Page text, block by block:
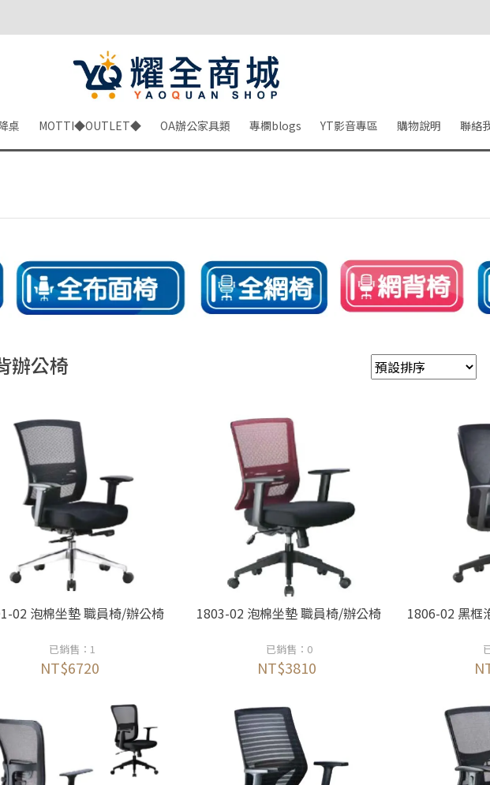
桌 MOTTI◆OUTLET◆ OA辦公家具類 專欄blogs YT影音專區 購物說明 聯絡
辦公椅
02 泡棉坐墊 職員椅/辦公椅
已銷售：1
NT$6720
1803-02 泡棉坐墊 職員椅/辦公椅
已銷售：0
NT$3810
1806-02 黑框